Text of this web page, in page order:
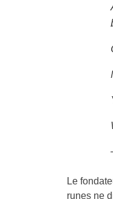
Le
runes ne